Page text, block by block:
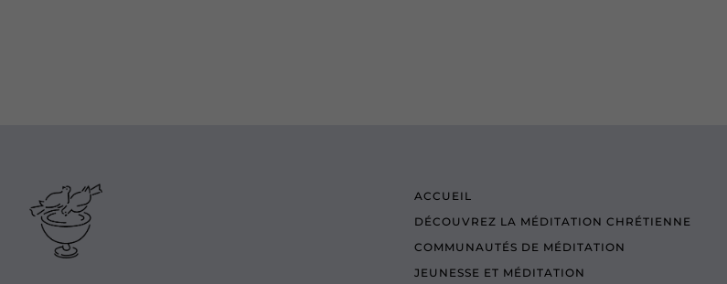
ACCUEIL
DÉCOUVREZ LA MÉDITATION CHRÉTIENNE
COMMUNAUTÉS DE MÉDITATION
JEUNESSE ET MÉDITATION